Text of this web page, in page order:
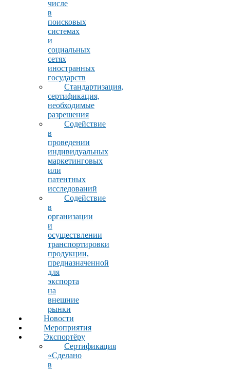
числе
в
поисковых
системах
и
социальных
сетях
иностранных
государств
Стандартизация,
сертификация,
необходимые
разрешения
Содействие
в
проведении
индивидуальных
маркетинговых
или
патентных
исследований
Содействие
в
организации
и
осуществлении
транспортировки
продукции,
предназначенной
для
экспорта
на
внешние
рынки
Новости
Мероприятия
Экспортёру
Сертификация
«Сделано
в